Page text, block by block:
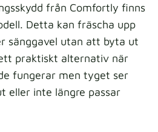
från Comfortly finns
Detta kan fräscha upp
sänggavel utan att byta ut
praktiskt alternativ när
fungerar men tyget ser
eller inte längre passar